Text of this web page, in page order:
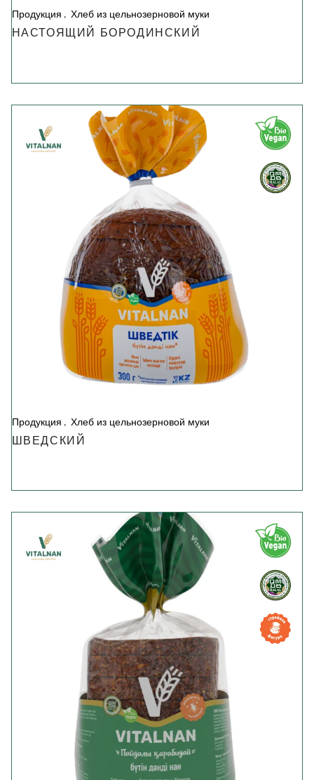
Продукция Хлеб из цельнозерновой муки
НАСТОЯЩИЙ БОРОДИНСКИЙ
Продукция Хлеб из цельнозерновой муки
ШВЕДСКИЙ